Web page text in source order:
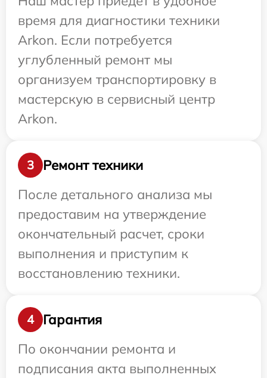
время для диагностики техники
Arkon. Если потребуется
углубленный ремонт мы
организуем транспортировку в
мастерскую в сервисный центр
Arkon.
3
Ремонт техники
После детального анализа мы
предоставим на утверждение
окончательный расчет, сроки
выполнения и приступим к
восстановлению техники.
4
Гарантия
По окончании ремонта и
подписания акта выполненных